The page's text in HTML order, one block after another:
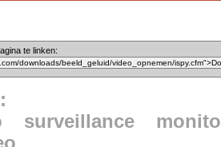
te linken:
surveillance